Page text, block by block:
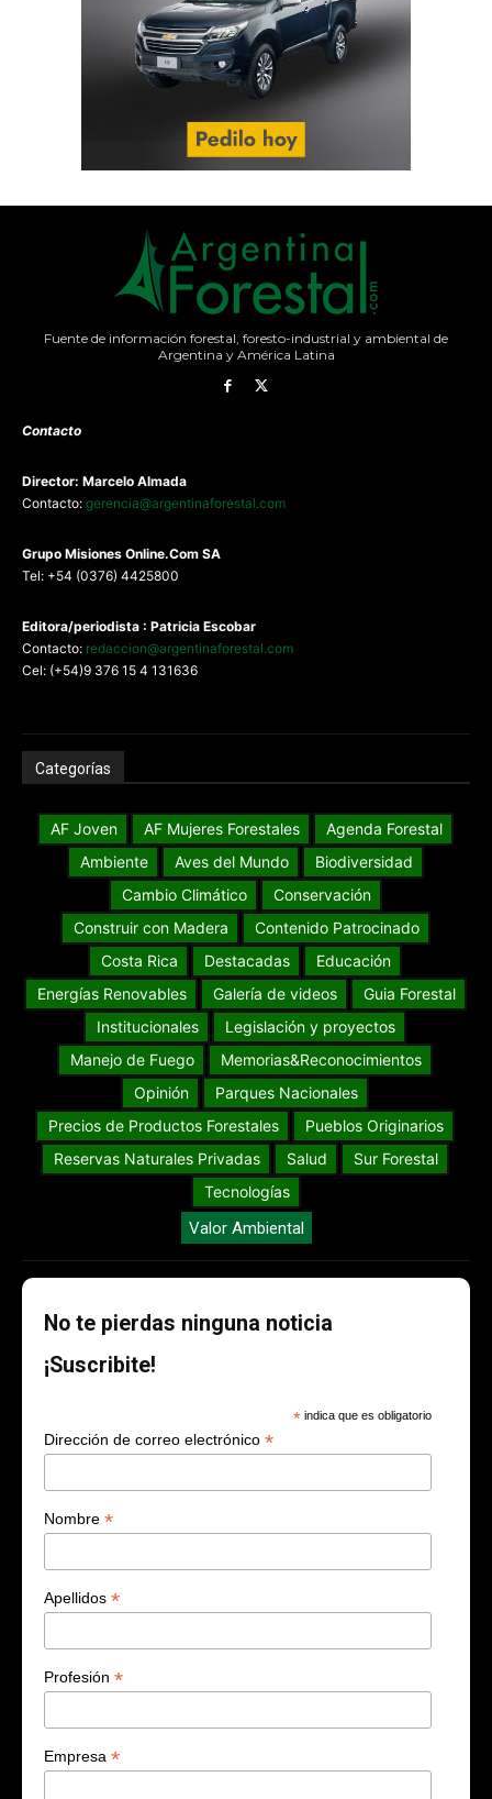
Fuente de información forestal, foresto-industrial y ambiental de
Argentina y América Latina
Contacto
Director: Marcelo Almada
Contacto: gerencia@argentinaforestal.com
Grupo Misiones Online.Com SA
Tel: +54 (0376) 4425800
Editora/periodista : Patricia Escobar
Contacto: redaccion@argentinaforestal.com
Cel: (+54)9 376 15 4 131636
Categorías
AF Joven AF Mujeres Forestales
Agenda Forestal
Ambiente
Aves del Mundo
Biodiversidad
Cambio Climático
Conservación
Construir con Madera
Contenido Patrocinado
Costa Rica
Destacadas
Educación
Energías Renovables
Galería de videos
Guia Forestal
Institucionales
Legislación y proyectos
Manejo de Fuego
Memorias&Reconocimientos
Opinión
Parques Nacionales
Precios de Productos Forestales
Pueblos Originarios
Reservas Naturales Privadas
Salud
Sur Forestal
Tecnologías
Valor Ambiental
No te pierdas ninguna noticia
¡Suscribite!
* indica que es obligatorio
Dirección de correo electrónico *
Nombre *
Apellidos *
Profesión *
Empresa *